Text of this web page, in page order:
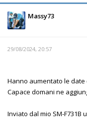
Massy73
29/08/2024, 20:57
Hanno aumentato le date
Capace domani ne
Inviato dal mio SM-F731B